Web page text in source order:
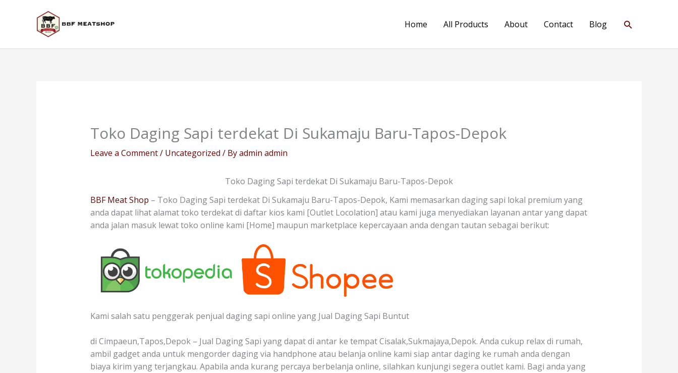
Home All Products About Contact Blog Search
Toko Daging Sapi terdekat Di Sukamaju Baru-Tapos-Depok
Leave a Comment/ Uncategorized / Byadmin admin
Toko Daging Sapi terdekat Di Sukamaju Baru-Tapos-Depok
BBF Meat Shop – Toko Daging Sapi terdekat Di Sukamaju Baru-Tapos-Depok, Kami memasarkan daging sapi lokal premium yang
anda dapat lihat alamat toko terdekat di daftar kios kami [Outlet Locolation] atau kami juga menyediakan layanan antar yang dapat
anda jalan masuk lewat toko online kami [Home] maupun marketplace kepercayaan anda dengan tautan sebagai berikut:
Kami salah satu penggerak penjual daging sapi online yang Jual Daging Sapi Buntut
di Cimpaeun,Tapos,Depok – Jual Daging Sapi yang dapat di antar ke tempat Cisalak,Sukmajaya,Depok. Anda cukup relax di rumah,
ambil gadget anda untuk mengorder daging via handphone atau belanja online kami siap antar daging ke rumah anda dengan
biaya kirim yang terjangkau. Apabila anda kurang percaya berbelanja online, silahkan kunjungi segera outlet kami. Bagi anda yang